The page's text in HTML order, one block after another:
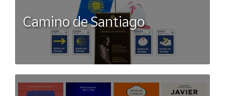
Camino de Santiago